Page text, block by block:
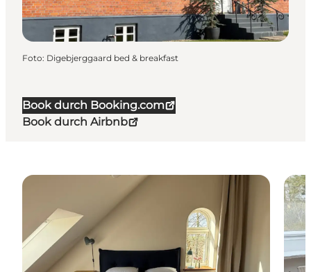
Book durch Booking.com
Book durch Airbnb
Foto: Digebjerggaard bed & breakfast